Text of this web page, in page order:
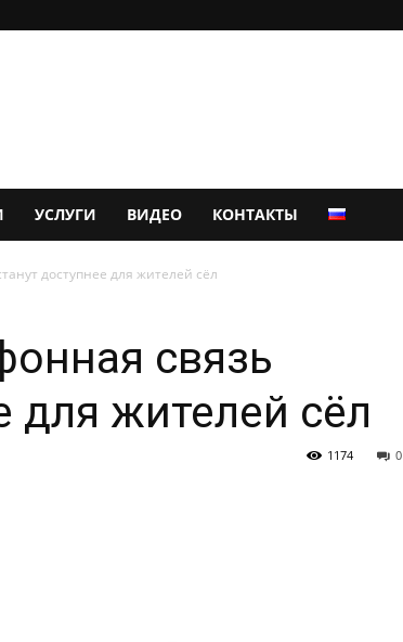
УСЛУГИ ВИДЕО КОНТАКТЫ
доступнее для жителей сёл
связь
для жителей сёл
0
1174